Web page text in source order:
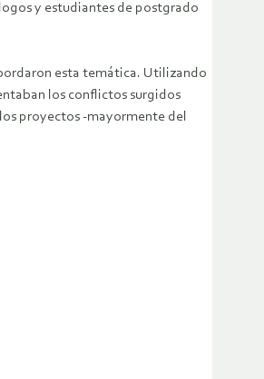
y estudiantes de postgrado
esta temática. Utilizando
los conflictos surgidos
proyectos -mayormente del